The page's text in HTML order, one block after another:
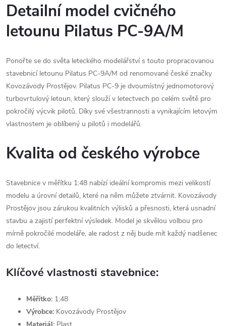
Detailní model cvičného
letounu Pilatus PC-9A/M
Ponořte se do světa leteckého modelářství s touto propracovanou
stavebnicí letounu Pilatus PC-9A/M od renomované české značky
Kovozávody Prostějov. Pilatus PC-9 je dvoumístný jednomotorový
turbovrtulový letoun, který slouží v letectvech po celém světě pro
pokročilý výcvik pilotů. Díky své všestrannosti a vynikajícím letovým
vlastnostem je oblíbený u pilotů i modelářů.
Kvalita od českého výrobce
Stavebnice v měřítku 1:48 nabízí ideální kompromis mezi velikostí
modelu a úrovní detailů, které na něm můžete ztvárnit. Kovozávody
Prostějov jsou zárukou kvalitních výlisků a přesnosti, která usnadní
stavbu a zajistí perfektní výsledek. Model je skvělou volbou pro
mírně pokročilé modeláře, ale radost z něj bude mít každý nadšenec
do letectví.
Klíčové vlastnosti stavebnice:
Měřítko: 1:48
Výrobce: Kovozávody Prostějov